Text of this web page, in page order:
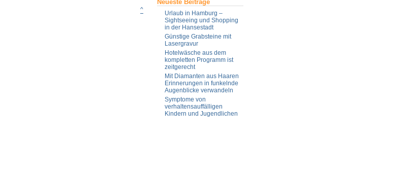
Neueste Beiträge
Urlaub in Hamburg –
Sightseeing und Shopping
in der Hansestadt
Günstige Grabsteine mit
Lasergravur
Hotelwäsche aus dem
kompletten Programm ist
zeitgerecht
Mit Diamanten aus Haaren
Erinnerungen in funkelnde
Augenblicke verwandeln
Symptome von
verhaltensauffälligen
Kindern und Jugendlichen
^